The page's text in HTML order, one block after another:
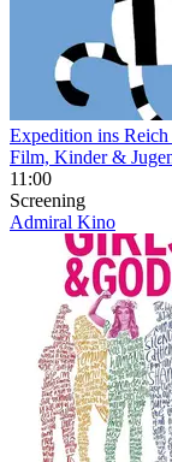
Expedition ins
Film, Kinder &
11:00
Screening
Admiral Kino